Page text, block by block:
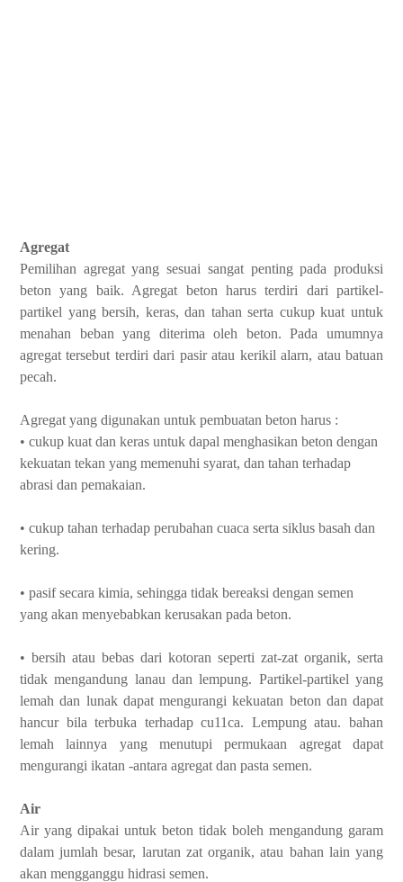
Agregat
Pemilihan agregat yang sesuai sangat penting pada produksi
beton yang baik. Agregat beton harus terdiri dari partikel-
partikel yang bersih, keras, dan tahan serta cukup kuat untuk
menahan beban yang diterima oleh beton. Pada umumnya
agregat tersebut terdiri dari pasir atau kerikil alarn, atau batuan
pecah.
Agregat yang digunakan untuk pembuatan beton harus :
• cukup kuat dan keras untuk dapal menghasikan beton dengan
kekuatan tekan yang memenuhi syarat, dan tahan terhadap
abrasi dan pemakaian.
• cukup tahan terhadap perubahan cuaca serta siklus basah dan
kering.
• pasif secara kimia, sehingga tidak bereaksi dengan semen
yang akan menyebabkan kerusakan pada beton.
• bersih atau bebas dari kotoran seperti zat-zat organik, serta
tidak mengandung lanau dan lempung. Partikel-partikel yang
lemah dan lunak dapat mengurangi kekuatan beton dan dapat
hancur bila terbuka terhadap cu11ca. Lempung atau. bahan
lemah lainnya yang menutupi permukaan agregat dapat
mengurangi ikatan -antara agregat dan pasta semen.
Air
Air yang dipakai untuk beton tidak boleh mengandung garam
dalam jumlah besar, larutan zat organik, atau bahan lain yang
akan mengganggu hidrasi semen.